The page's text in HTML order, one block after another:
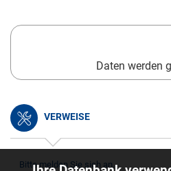
Daten werden
VERWEISE
Bitte melden Sie sich an.